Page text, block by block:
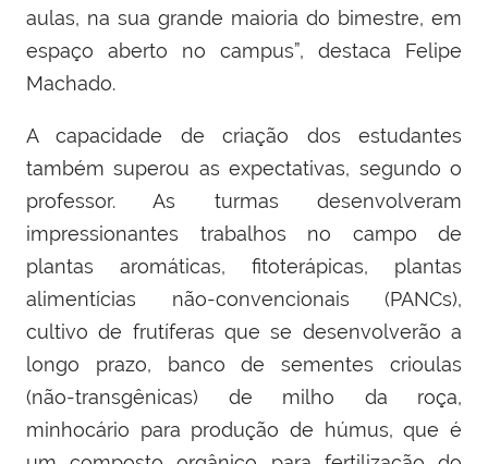
aulas, na sua grande maioria do bimestre, em
espaço aberto no campus”, destaca Felipe
Machado.
A capacidade de criação dos estudantes
também superou as expectativas, segundo o
professor. As turmas desenvolveram
impressionantes trabalhos no campo de
plantas aromáticas, fitoterápicas, plantas
alimentícias não-convencionais (PANCs),
cultivo de frutíferas que se desenvolverão a
longo prazo, banco de sementes crioulas
(não-transgênicas) de milho da roça,
minhocário para produção de húmus, que é